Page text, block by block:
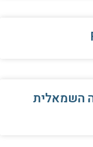
השמאלית